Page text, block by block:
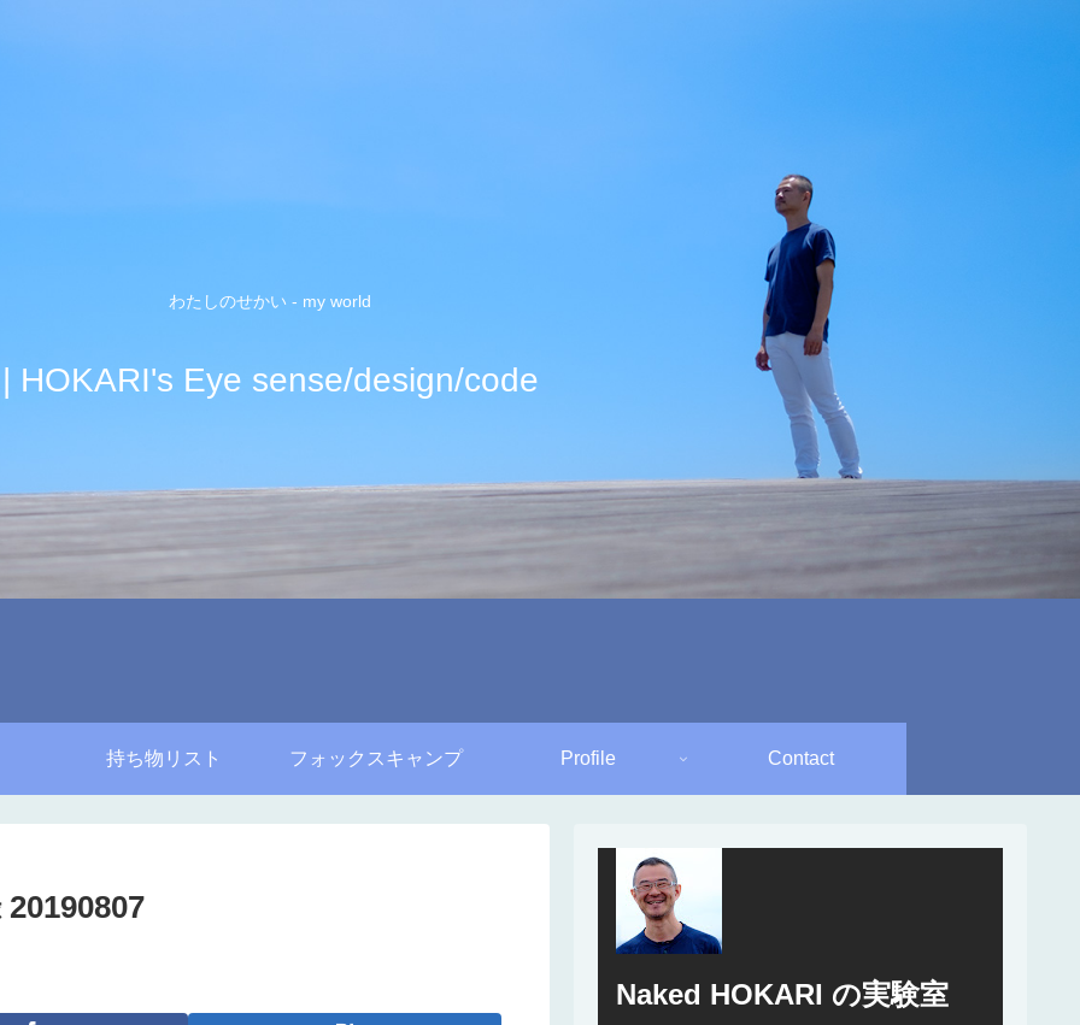
わたしのせかい - my world
| HOKARI's Eye sense/design/code
持ち物リスト フォックスキャンプ Profile Contact
Naked HOKARI の実験室